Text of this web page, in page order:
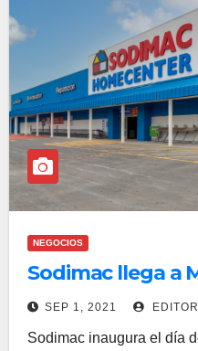
NEGOCIOS
Sodimac llega a
SEP 1, 2021 EDITOR
Sodimac inaugura el día